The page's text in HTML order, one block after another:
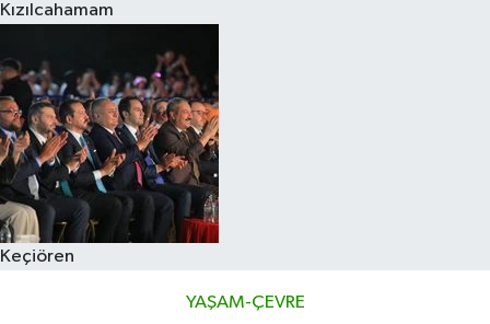
Kızılcahamam
Keçiören
YAŞAM-ÇEVRE